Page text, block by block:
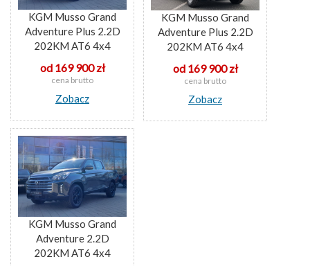
KGM Musso Grand
Adventure Plus 2.2D
202KM AT6 4x4
od 169 900 zł
cena brutto
Zobacz
KGM Musso Grand
Adventure Plus 2.2D
202KM AT6 4x4
od 169 900 zł
cena brutto
Zobacz
KGM Musso Grand
Adventure 2.2D
202KM AT6 4x4